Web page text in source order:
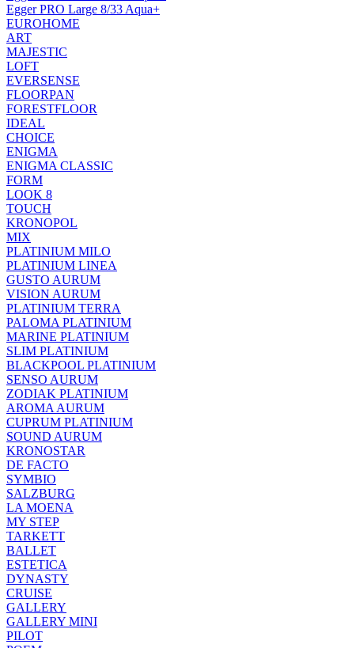
Egger PRO Large 8/33 Aqua+
EUROHOME
ART
MAJESTIC
LOFT
EVERSENSE
FLOORPAN
FORESTFLOOR
IDEAL
CHOICE
ENIGMA
ENIGMA CLASSIC
FORM
LOOK 8
TOUCH
KRONOPOL
MIX
PLATINIUM MILO
PLATINIUM LINEA
GUSTO AURUM
VISION AURUM
PLATINIUM TERRA
PALOMA PLATINIUM
MARINE PLATINIUM
SLIM PLATINIUM
BLACKPOOL PLATINIUM
SENSO AURUM
ZODIAK PLATINIUM
AROMA AURUM
CUPRUM PLATINIUM
SOUND AURUM
KRONOSTAR
DE FACTO
SYMBIO
SALZBURG
LA MOENA
MY STEP
TARKETT
BALLET
ESTETICA
DYNASTY
CRUISE
GALLERY
GALLERY MINI
PILOT